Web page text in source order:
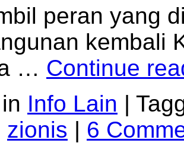
peran yang
kembali
… Continue
Info Lain |
zionis | 6